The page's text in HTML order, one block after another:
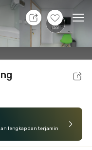
+14
Kamar
lengkap dan terjamin